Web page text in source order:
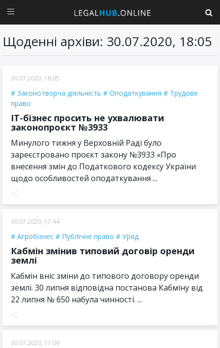
Щоденні архіви: 30.07.2020, 18:05
30.07.2020, 18:05
Законотворча діяльність Оподаткування
Трудове
право
ІТ-бізнес просить не ухвалювати
законопроєкт №3933
Минулого тижня у Верховній Раді було
зареєстровано проєкт закону №3933 «Про
внесення змін до Податкового кодексу України
щодо особливостей оподаткування ...
30.07.2020, 17:44
Агробізнес Публічне право Уряд
Кабмін змінив типовий договір оренди
землі
Кабмін вніс зміни до типового договору оренди
землі. 30 липня відповідна постанова Кабміну від
22 липня № 650 набула чинності. ...
30.07.2020, 17:09